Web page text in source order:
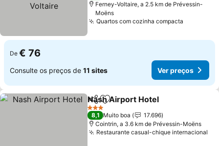
Ferney-Voltaire, a 2.5 km de Prévessin-
Moëns
Quartos com cozinha compacta
De € 76
Consulte os preços de 11 sites Ver preços
PartilharAdicionar aos favoritos
Nash Airport Hotel
3 Estrelas
8,1 Muito boa
17.696
Cointrin, a 3.6 km de Prévessin-Moëns
Restaurante casual-chique internacional